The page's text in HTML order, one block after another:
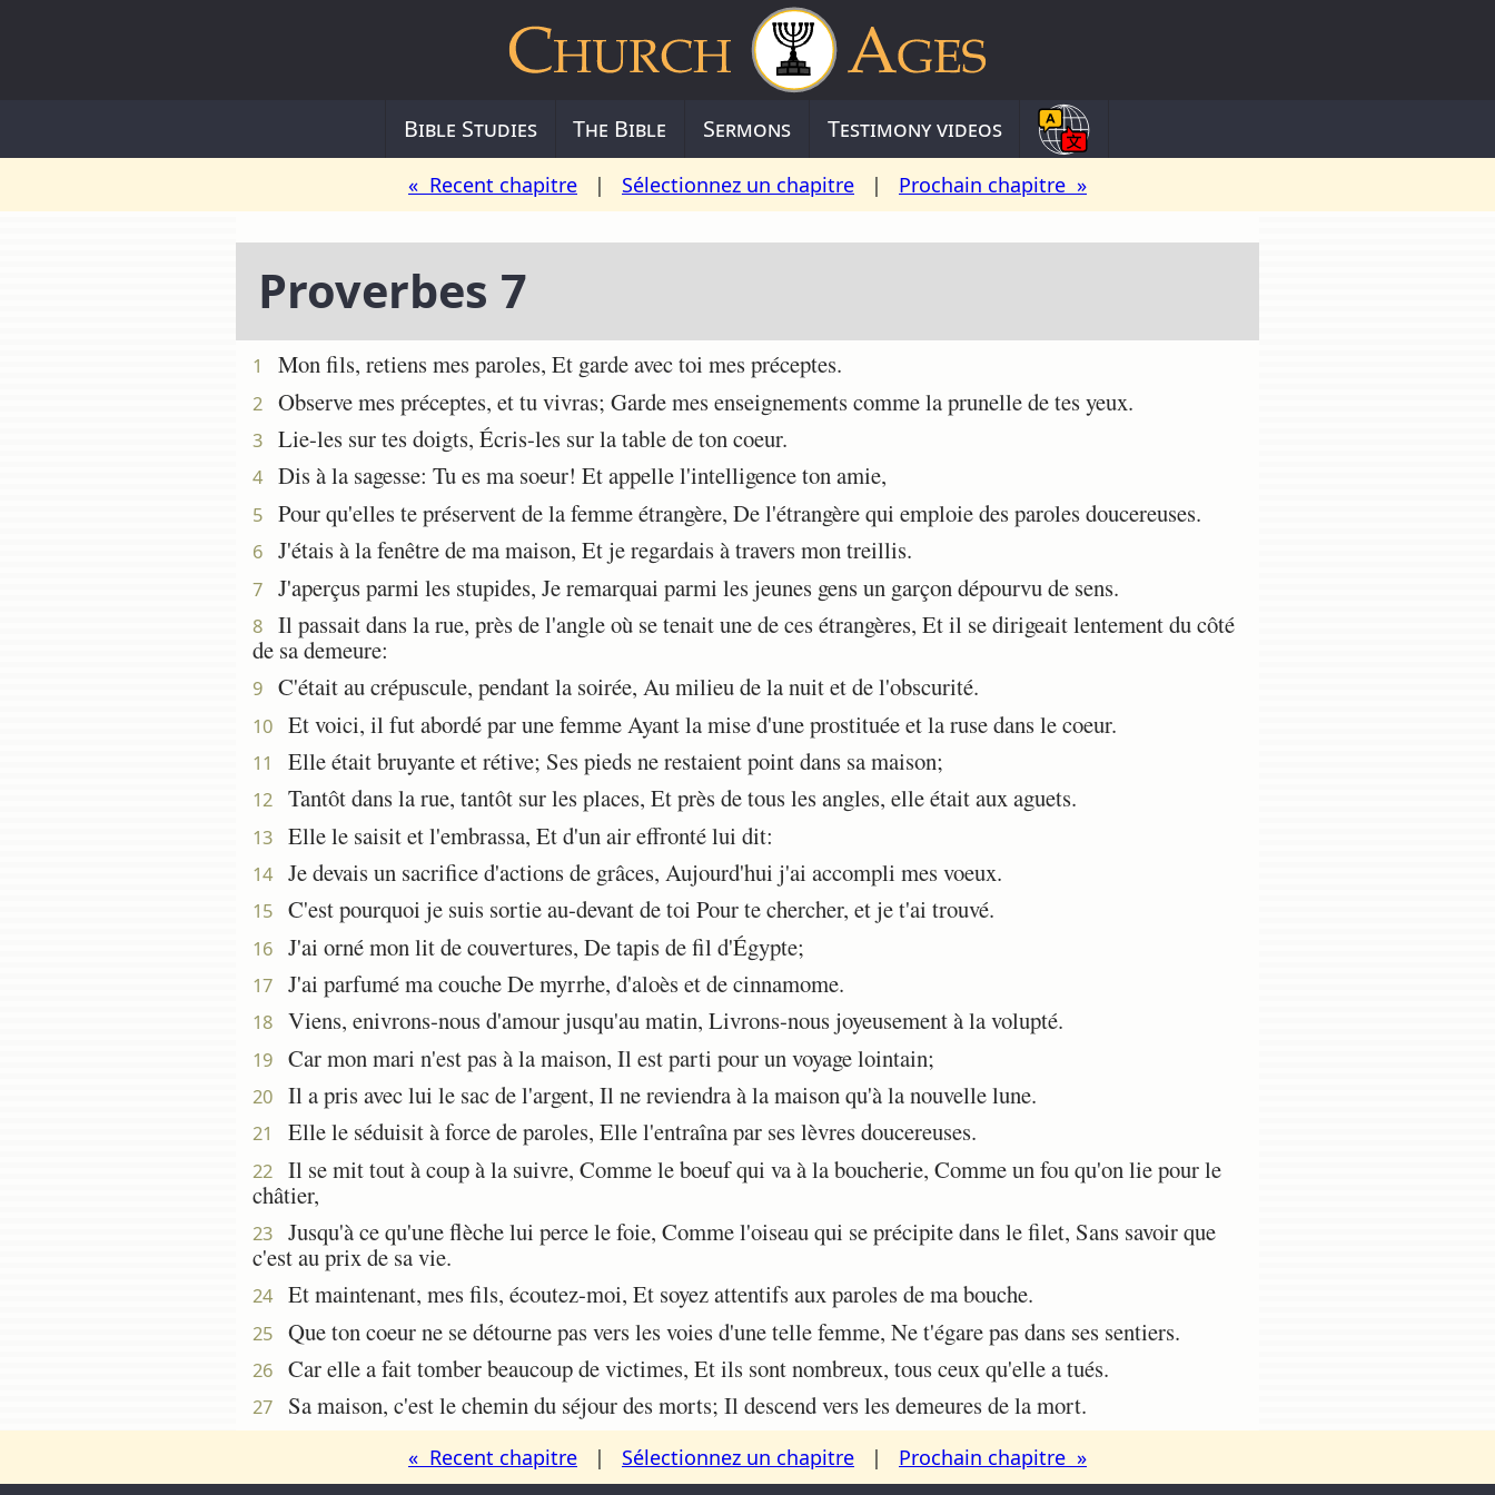
Bible Studies The Bible Sermons Testimony videos
« Recent chapitre | Sélectionnez un chapitre | Prochain chapitre »
Proverbes 7
1 Mon fils, retiens mes paroles, Et garde avec toi mes préceptes.
2 Observe mes préceptes, et tu vivras; Garde mes enseignements comme la prunelle de tes yeux.
3 Lie-les sur tes doigts, Écris-les sur la table de ton coeur.
4 Dis à la sagesse: Tu es ma soeur! Et appelle l'intelligence ton amie,
5 Pour qu'elles te préservent de la femme étrangère, De l'étrangère qui emploie des paroles doucereuses.
6 J'étais à la fenêtre de ma maison, Et je regardais à travers mon treillis.
7 J'aperçus parmi les stupides, Je remarquai parmi les jeunes gens un garçon dépourvu de sens.
8
Il passait dans la rue, près de l'angle où se tenait une de ces étrangères, Et il se dirigeait lentement du côté
de sa demeure:
9 C'était au crépuscule, pendant la soirée, Au milieu de la nuit et de l'obscurité.
10 Et voici, il fut abordé par une femme Ayant la mise d'une prostituée et la ruse dans le coeur.
11 Elle était bruyante et rétive; Ses pieds ne restaient point dans sa maison;
12 Tantôt dans la rue, tantôt sur les places, Et près de tous les angles, elle était aux aguets.
13 Elle le saisit et l'embrassa, Et d'un air effronté lui dit:
14 Je devais un sacrifice d'actions de grâces, Aujourd'hui j'ai accompli mes voeux.
15 C'est pourquoi je suis sortie au-devant de toi Pour te chercher, et je t'ai trouvé.
16 J'ai orné mon lit de couvertures, De tapis de fil d'Égypte;
17 J'ai parfumé ma couche De myrrhe, d'aloès et de cinnamome.
18 Viens, enivrons-nous d'amour jusqu'au matin, Livrons-nous joyeusement à la volupté.
19 Car mon mari n'est pas à la maison, Il est parti pour un voyage lointain;
20 Il a pris avec lui le sac de l'argent, Il ne reviendra à la maison qu'à la nouvelle lune.
21 Elle le séduisit à force de paroles, Elle l'entraîna par ses lèvres doucereuses.
22
Il se mit tout à coup à la suivre, Comme le boeuf qui va à la boucherie, Comme un fou qu'on lie pour le
châtier,
23
Jusqu'à ce qu'une flèche lui perce le foie, Comme l'oiseau qui se précipite dans le filet, Sans savoir que
c'est au prix de sa vie.
24 Et maintenant, mes fils, écoutez-moi, Et soyez attentifs aux paroles de ma bouche.
25 Que ton coeur ne se détourne pas vers les voies d'une telle femme, Ne t'égare pas dans ses sentiers.
26 Car elle a fait tomber beaucoup de victimes, Et ils sont nombreux, tous ceux qu'elle a tués.
27 Sa maison, c'est le chemin du séjour des morts; Il descend vers les demeures de la mort.
« Recent chapitre | Sélectionnez un chapitre | Prochain chapitre »